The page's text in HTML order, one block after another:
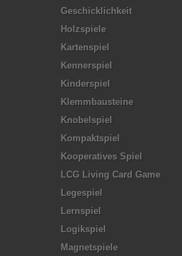
Geschicklichkeit
Holzspiele
Kartenspiel
Kennerspiel
Kinderspiel
Klemmbausteine
Knobelspiel
Kompaktspiel
Kooperatives Spiel
LCG Living Card Game
Legespiel
Lernspiel
Logikspiel
Magnetspiele